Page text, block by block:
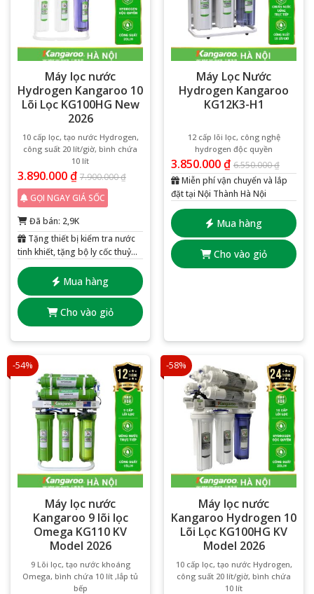
Máy lọc nước
Hydrogen Kangaroo 10
Lõi Lọc KG100HG New
2026
10 cấp lọc, tạo nước Hydrogen,
công suất 20 lít/giờ, bình chứa
10 lít
3.890.000₫ 7.900.000₫
Mua hàng
Cho vào giỏ
GỌI NGAY GIÁ SỐC
Đã bán: 2,9K
Tặng thiết bị kiểm tra nước
tinh khiết, tặng bộ ly cốc thuỷ
tinh 6 chiếc
Máy Lọc Nước
Hydrogen Kangaroo
KG12K3-H1
12 cấp lõi lọc, công nghệ
hydrogen độc quyền
3.850.000₫ 6.550.000₫
Mua hàng
Cho vào giỏ
Miễn phí vận chuyển và lắp
đặt tại Nội Thành Hà Nội
-54%
Máy lọc nước
Kangaroo 9 lõi lọc
Omega KG110 KV
Model 2026
9 Lõi lọc, tạo nước khoáng
Omega, bình chứa 10 lít ,lắp tủ
bếp
-58%
Máy lọc nước
Kangaroo Hydrogen 10
Lõi Lọc KG100HG KV
Model 2026
10 cấp lọc, tạo nước Hydrogen,
công suất 20 lít/giờ, bình chứa
10 lít